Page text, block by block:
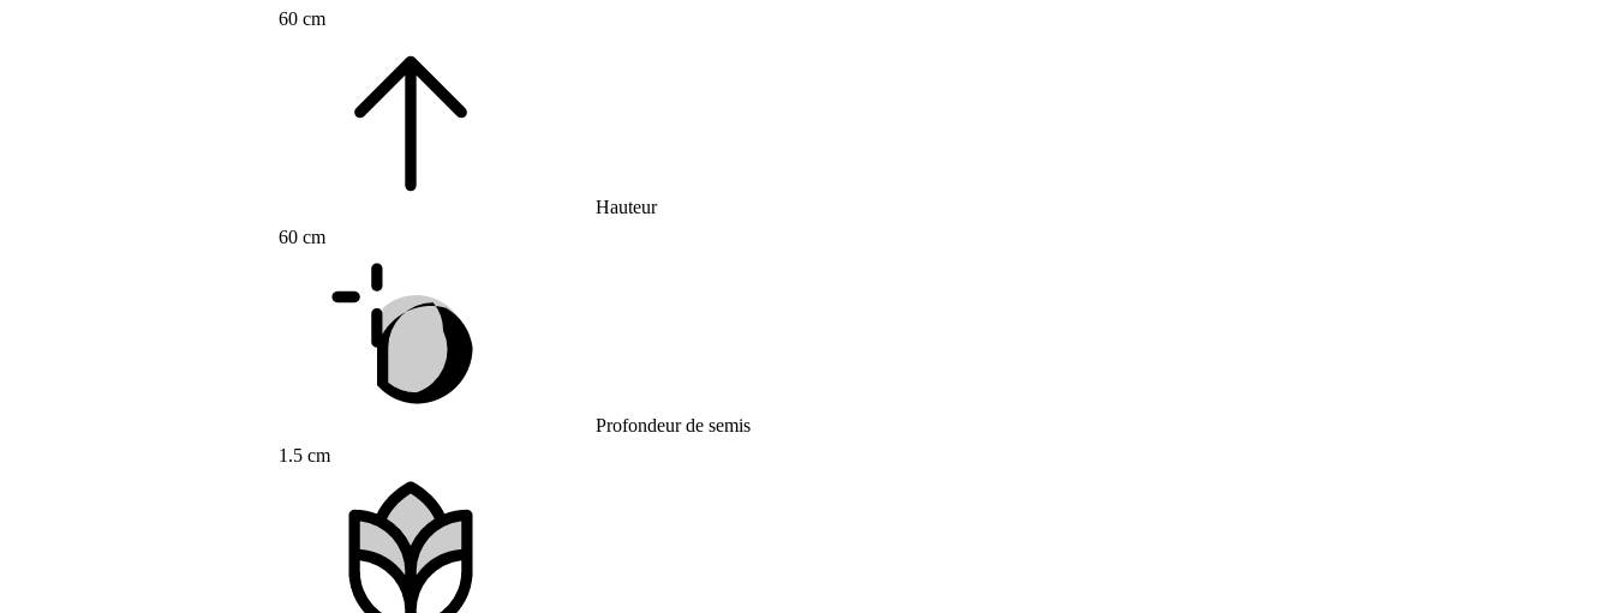
60 cm
Hauteur
60 cm
Profondeur de semis
1.5 cm